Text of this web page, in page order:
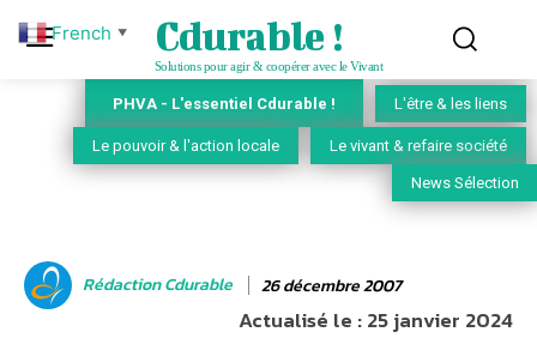
Cdurable !
Solutions pour agir & coopérer avec le Vivant
PHVA - L'essentiel Cdurable ! L'être & les liens
Le pouvoir & l'action locale Le vivant & refaire société
News Sélection
Rédaction Cdurable 26 décembre 2007
Actualisé le :25 janvier 2024
French ▼